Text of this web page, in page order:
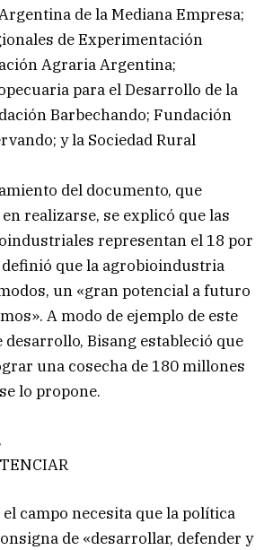
de la Mediana Empresa;
de Experimentación
Agraria Argentina;
para el Desarrollo de la
Barbechando; Fundación
y la Sociedad Rural
del documento, que
realizarse, se explicó que las
representan el 18 por
definió que la agrobioindustria
un «gran potencial a futuro
A modo de ejemplo de este
Bisang estableció que
una cosecha de 180 millones
lo propone.
campo necesita que la política
de «desarrollar, defender y